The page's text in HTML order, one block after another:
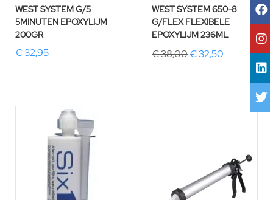
WEST SYSTEM G/5
5MINUTEN EPOXYLIJM
200GR
€ 32,95
WEST SYSTEM 650-8
G/FLEX FLEXIBELE
EPOXYLIJM 236ML
€ 38,00€ 32,50